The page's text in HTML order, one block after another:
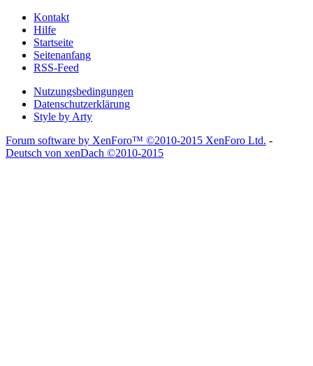
Kontakt
Hilfe
Startseite
Seitenanfang
RSS-Feed
Nutzungsbedingungen
Datenschutzerklärung
Style by Arty
Forum software by XenForo™ ©2010-2015 XenForo Ltd. -
Deutsch von xenDach ©2010-2015